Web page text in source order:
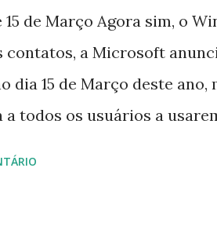
de Março Agora sim, o
contatos, a Microsoft
dia 15 de Março deste ano,
a todos os usuários a